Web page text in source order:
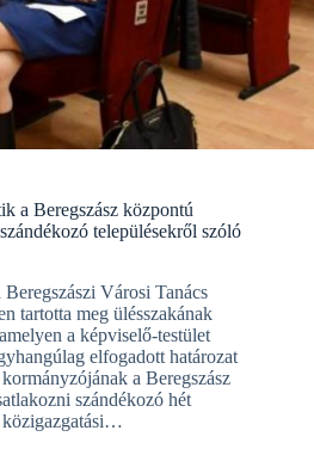
a Beregszász központú
településekről szóló
Városi Tanács
tartotta meg ülésszakának
a képviselő-testület
elfogadott határozat
a Beregszász
szándékozó hét
közigazgatási…